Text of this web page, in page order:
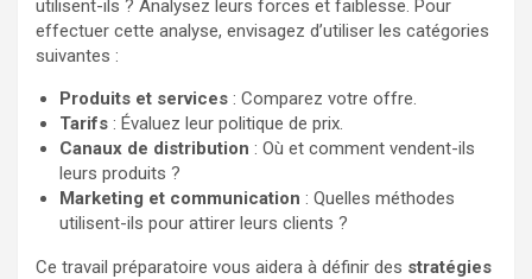
utilisent-ils ? Analysez leurs forces et faiblesse. Pour
effectuer cette analyse, envisagez d’utiliser les catégories
suivantes :
Produits et services : Comparez votre offre.
Tarifs : Évaluez leur politique de prix.
Canaux de distribution : Où et comment vendent-ils
leurs produits ?
Marketing et communication : Quelles méthodes
utilisent-ils pour attirer leurs clients ?
Ce travail préparatoire vous aidera à définir des stratégies